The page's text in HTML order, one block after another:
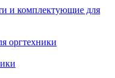
и комплектующие для
оргтехники